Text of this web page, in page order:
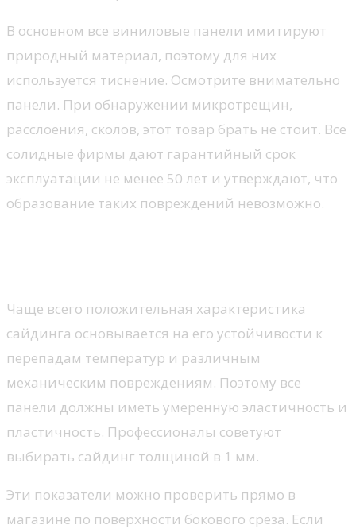
В основном все виниловые панели имитируют
природный материал, поэтому для них
используется тиснение. Осмотрите внимательно
панели. При обнаружении микротрещин,
расслоения, сколов, этот товар брать не стоит. Все
солидные фирмы дают гарантийный срок
эксплуатации не менее 50 лет и утверждают, что
образование таких повреждений невозможно.
Чаще всего положительная характеристика
сайдинга основывается на его устойчивости к
перепадам температур и различным
механическим повреждениям. Поэтому все
панели должны иметь умеренную эластичность и
пластичность. Профессионалы советуют
выбирать сайдинг толщиной в 1 мм.
Эти показатели можно проверить прямо в
магазине по поверхности бокового среза. Если